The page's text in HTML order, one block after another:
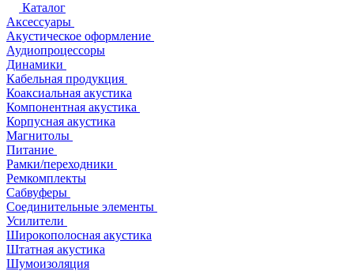
Каталог
Аксессуары
Акустическое оформление
Аудиопроцессоры
Динамики
Кабельная продукция
Коаксиальная акустика
Компонентная акустика
Корпусная акустика
Магнитолы
Питание
Рамки/переходники
Ремкомплекты
Сабвуферы
Соединительные элементы
Усилители
Широкополосная акустика
Штатная акустика
Шумоизоляция